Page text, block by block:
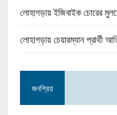
লোহাগড়ায় ইজিবাইক চোরের
লোহাগড়ায় চেয়ারম্যান প্রার্থী
জনপ্রিয়